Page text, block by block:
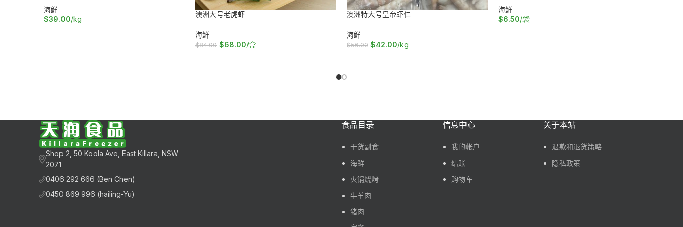
海鲜
$39.00/kg 澳洲大号老虎虾
海鲜
$84.00 $68.00/盒
澳洲特大号皇帝虾仁
海鲜
$56.00 $42.00/kg
海鲜
$6.50/袋
Shop 2, 50 Koola Ave, East Killara, NSW
2071
0406 292 666 (Ben Chen)
0450 869 996 (hailing-Yu)
食品目录
干货副食
海鲜
火锅烧烤
牛羊肉
猪肉
信息中心
我的帐户
结账
购物车
关于本站
退款和退货策略
隐私政策